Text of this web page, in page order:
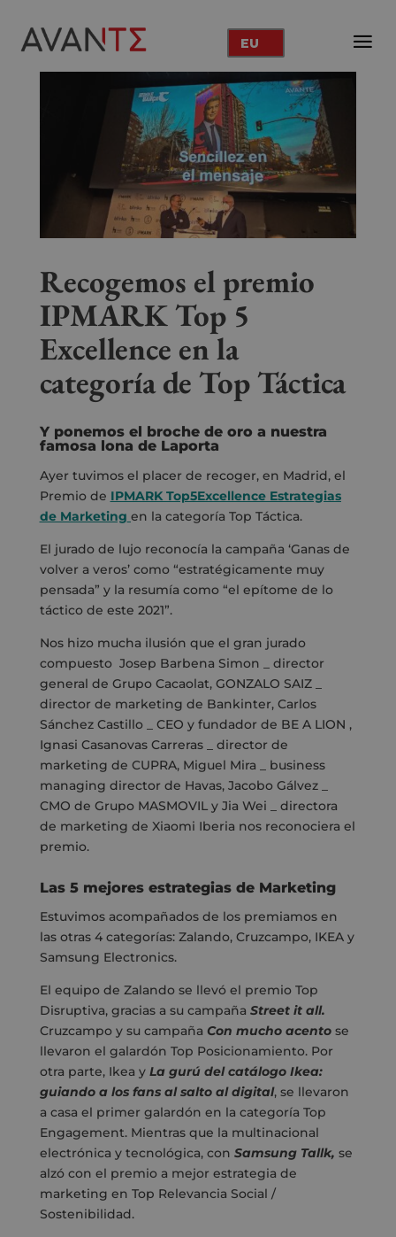
EU
Recogemos el premio
IPMARK Top 5
Excellence en la
categoría de Top Táctica
Y ponemos el broche de oro a nuestra
famosa lona de Laporta
Ayer tuvimos el placer de recoger, en Madrid, el
Premio de IPMARK Top5Excellence Estrategias
de Marketing en la categoría Top Táctica.
El jurado de lujo reconocía la campaña ‘Ganas de
volver a veros’ como “estratégicamente muy
pensada” y la resumía como “el epítome de lo
táctico de este 2021”.
Nos hizo mucha ilusión que el gran jurado
compuesto Josep Barbena Simon _ director
general de Grupo Cacaolat, GONZALO SAIZ _
director de marketing de Bankinter, Carlos
Sánchez Castillo _ CEO y fundador de BE A LION ,
Ignasi Casanovas Carreras _ director de
marketing de CUPRA, Miguel Mira _ business
managing director de Havas, Jacobo Gálvez _
CMO de Grupo MASMOVIL y Jia Wei _ directora
de marketing de Xiaomi Iberia nos reconociera el
premio.
Las 5 mejores estrategias de Marketing
Estuvimos acompañados de los premiamos en
las otras 4 categorías: Zalando, Cruzcampo, IKEA y
Samsung Electronics.
El equipo de Zalando se llevó el premio Top
Disruptiva, gracias a su campaña Street it all.
Cruzcampo y su campaña Con mucho acento se
llevaron el galardón Top Posicionamiento. Por
otra parte, Ikea y La gurú del catálogo Ikea:
guiando a los fans al salto al digital, se llevaron
a casa el primer galardón en la categoría Top
Engagement. Mientras que la multinacional
electrónica y tecnológica, con Samsung Tallk, se
alzó con el premio a mejor estrategia de
marketing en Top Relevancia Social /
Sostenibilidad.